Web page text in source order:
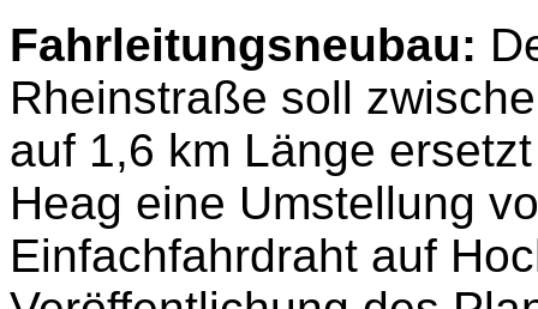
Fahrleitungsneubau:
Rheinstraße soll
auf 1,6 km Länge
Heag eine Umstellung
Einfachfahrdraht auf